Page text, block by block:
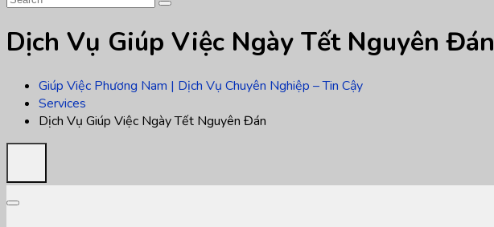
Dịch Vụ Giúp Việc Ngày Tết Nguyên Đán
Giúp Việc Phương Nam | Dịch Vụ Chuyên Nghiệp – Tin Cậy
Services
Dịch Vụ Giúp Việc Ngày Tết Nguyên Đán